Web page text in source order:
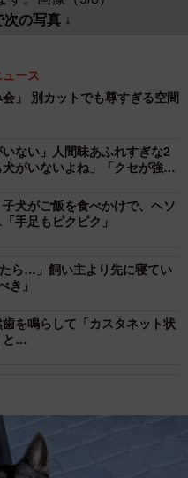
次の写真 ↓
ース
会」 別カットでも尊すぎる空間
いない」人間味あふれすぎな2
がいないよね」「クセが強い
子犬がご飯を食べかけで、ヘソ
手足もピクピク」
ら…」飼い主より先に寝てい
き」
歯を鳴らして「カスタネット状
と…